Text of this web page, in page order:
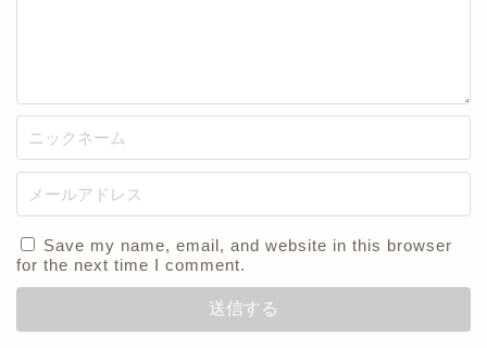
Save my name, email, and website in this browser
for the next time I comment.